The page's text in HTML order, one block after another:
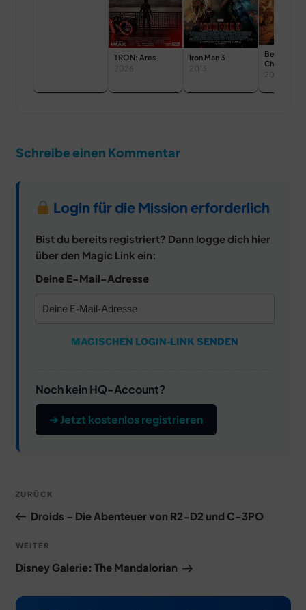
TRON: Ares
2026
Iron Man 3
2013
Beverly
Chihuahua
2008
Schreibe einen Kommentar
Login für die Mission erforderlich
Bist du bereits registriert? Dann logge dich hier
über den Magic Link ein:
Deine E-Mail-Adresse
MAGISCHEN LOGIN-LINK SENDEN
Noch kein HQ-Account?
➔ Jetzt kostenlos registrieren
Beitragsnavigation
Vorheriger
Beitrag
ZURÜCK
Droids – Die Abenteuer von R2-D2 und C-3PO
Nächster
Beitrag
WEITER
Disney Galerie: The Mandalorian